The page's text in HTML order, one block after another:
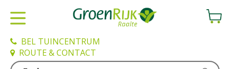
BEL TUINCENTRUM
ROUTE & CONTACT